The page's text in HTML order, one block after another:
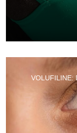
VOLUFILINE: